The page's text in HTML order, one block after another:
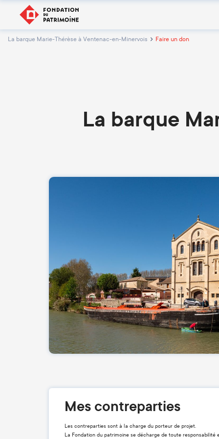
La barque Marie-Thérèse à Ventenac-en-Minervois Faire un don
La barque
Mes contreparties
Les contreparties sont à la charge du porteur de projet.
La Fondation du patrimoine se décharge de toute responsabilité